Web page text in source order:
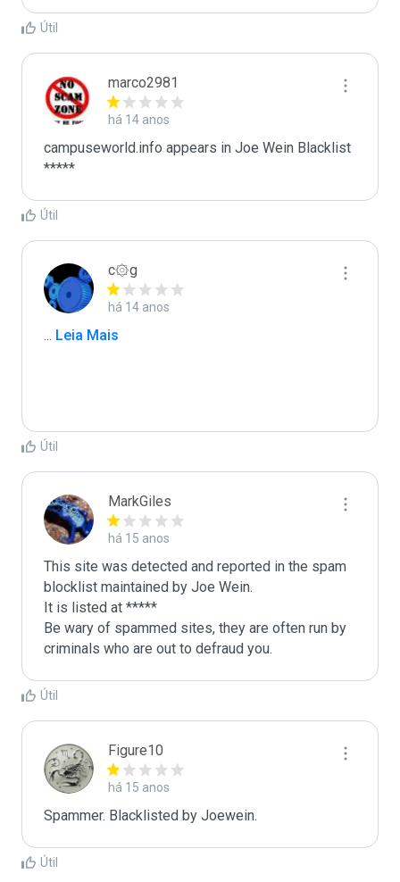
Útil
marco2981
há 14 anos
campuseworld.info appears in Joe Wein Blacklist
*****
Útil
c۞g
há 14 anos
... Leia Mais
Útil
MarkGiles
há 15 anos
This site was detected and reported in the spam
blocklist maintained by Joe Wein.
It is listed at *****
Be wary of spammed sites, they are often run by
criminals who are out to defraud you.
Útil
Figure10
há 15 anos
Spammer. Blacklisted by Joewein.
Útil